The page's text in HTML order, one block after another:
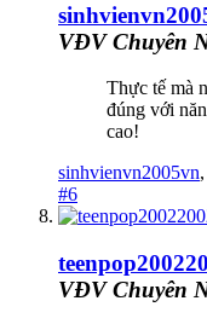
VĐV Chuyên
Thực tế mà
đúng với
cao!
sinhvienvn2005vn,
#6
VĐV Chuyên